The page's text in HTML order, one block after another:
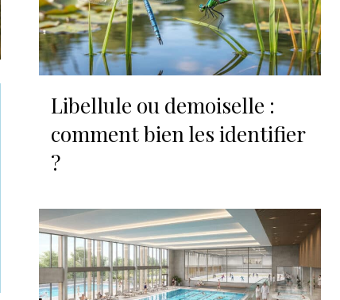
Libellule ou demoiselle :
comment bien les identifier
?